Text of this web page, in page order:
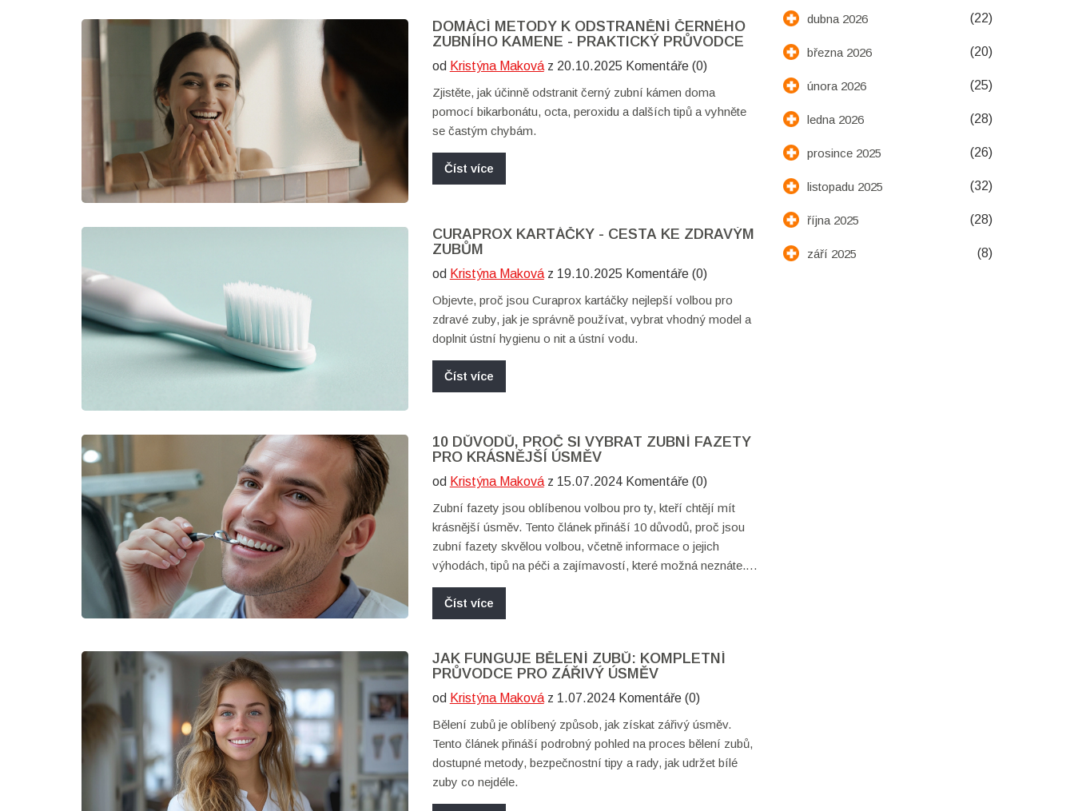
DOMÁCÍ METODY K ODSTRANĚNÍ ČERNÉHO
ZUBNÍHO KAMENE - PRAKTICKÝ PRŮVODCE
od Kristýna Makováz 20.10.2025 Komentáře (0)
Zjistěte, jak účinně odstranit černý zubní kámen doma
pomocí bikarbonátu, octa, peroxidu a dalších tipů a vyhněte
se častým chybám.
Číst více
CURAPROX KARTÁČKY - CESTA KE ZDRAVÝM
ZUBŮM
od Kristýna Makováz 19.10.2025 Komentáře (0)
Objevte, proč jsou Curaprox kartáčky nejlepší volbou pro
zdravé zuby, jak je správně používat, vybrat vhodný model a
doplnit ústní hygienu o nit a ústní vodu.
Číst více
10 DŮVODŮ, PROČ SI VYBRAT ZUBNÍ FAZETY
PRO KRÁSNĚJŠÍ ÚSMĚV
od Kristýna Makováz 15.07.2024 Komentáře (0)
Zubní fazety jsou oblíbenou volbou pro ty, kteří chtějí mít
krásnější úsměv. Tento článek přináší 10 důvodů, proč jsou
zubní fazety skvělou volbou, včetně informace o jejich
výhodách, tipů na péči a zajímavostí, které možná neznáte.
Zjistěte, proč jsou tak populární a jak vám mohou pomoci
dosáhnout úsměvu, o jakém jste vždy snili.
Číst více
JAK FUNGUJE BĚLENÍ ZUBŮ: KOMPLETNÍ
PRŮVODCE PRO ZÁŘIVÝ ÚSMĚV
od Kristýna Makováz 1.07.2024 Komentáře (0)
Bělení zubů je oblíbený způsob, jak získat zářivý úsměv.
Tento článek přináší podrobný pohled na proces bělení zubů,
dostupné metody, bezpečnostní tipy a rady, jak udržet bílé
zuby co nejdéle.
dubna 2026 (22)
března 2026 (20)
února 2026 (25)
ledna 2026 (28)
prosince 2025 (26)
listopadu 2025 (32)
října 2025 (28)
září 2025 (8)